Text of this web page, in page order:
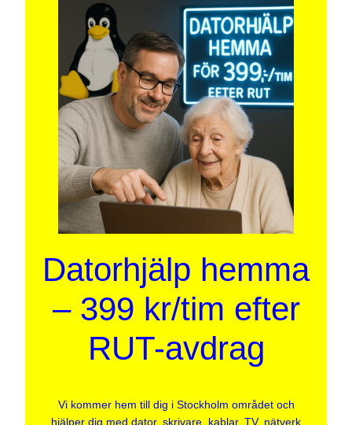
Datorhjälp hemma
– 399 kr/tim efter
RUT-avdrag
Vi kommer hem till dig i Stockholm området och
hjälper dig med dator, skrivare, kablar, TV, nätverk